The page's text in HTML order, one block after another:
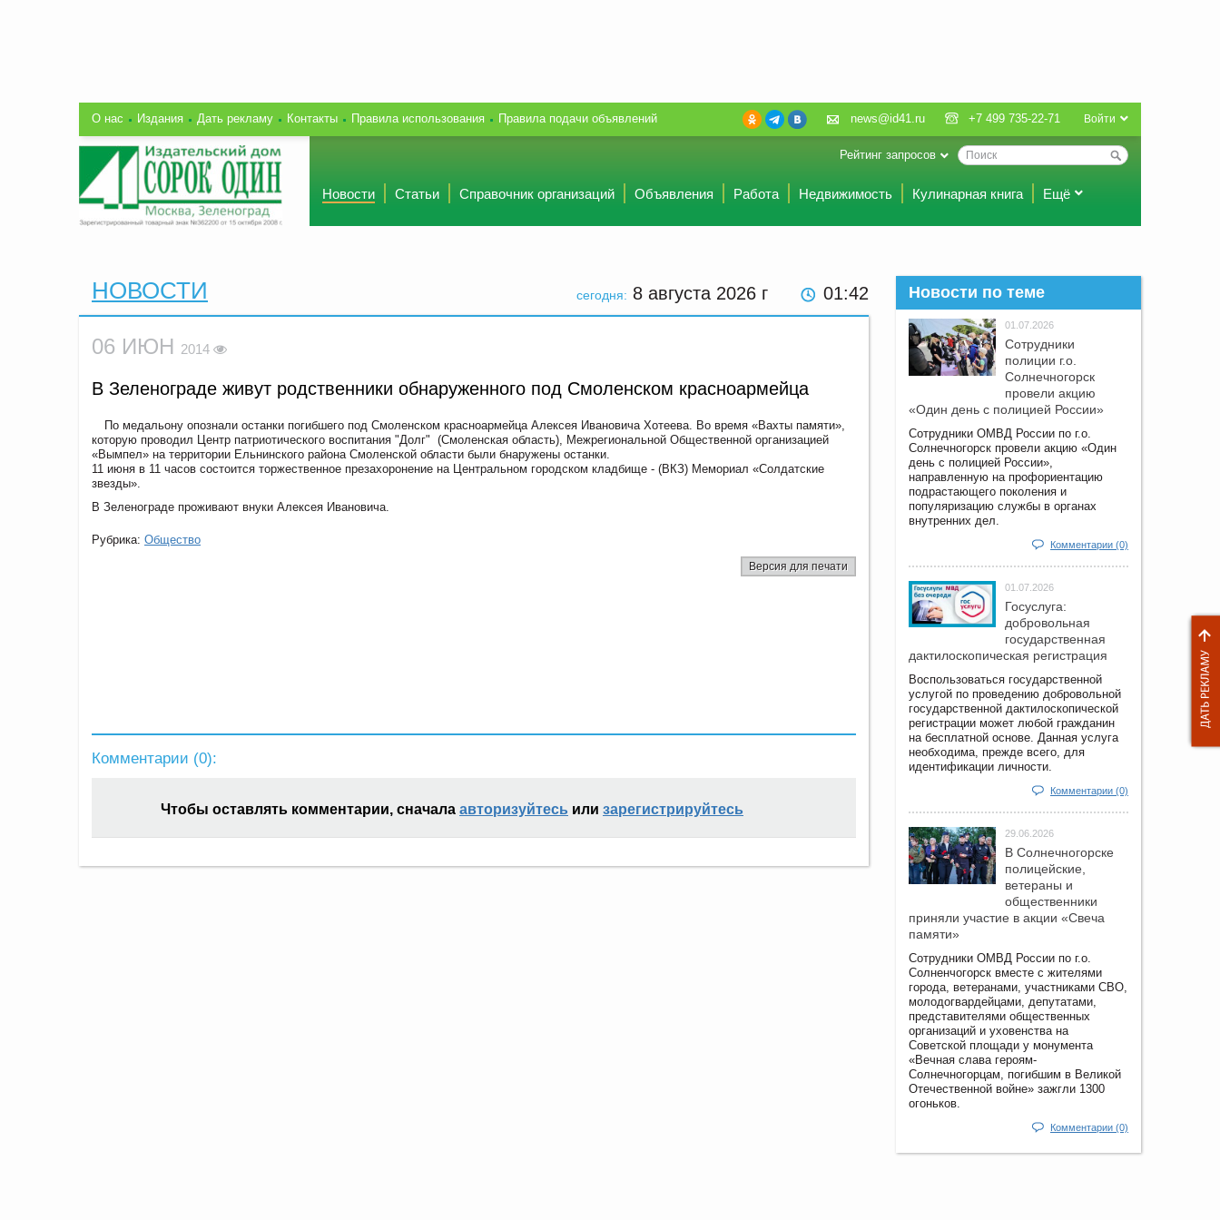
О нас Издания Дать рекламу Контакты Правила использования Правила подачи объявлений Войти
news@id41.ru +7 499 735-22-71
Рейтинг запросов
Новости Статьи Справочник организаций Объявления Работа Недвижимость Кулинарная книга Ещё
сегодня: 8 августа 2026 г 01:42
НОВОСТИ
06 ИЮН 2014
В Зеленограде живут родственники обнаруженного под Смоленском красноармейца
По медальону опознали останки погибшего под Смоленском красноармейца Алексея Ивановича Хотеева. Во время «Вахты памяти»,
которую проводил Центр патриотического воспитания "Долг" (Смоленская область), Межрегиональной Общественной организацией
«Вымпел» на территории Ельнинского района Смоленской области были бнаружены останки.
11 июня в 11 часов состоится торжественное презахоронение на Центральном городском кладбище - (ВКЗ) Мемориал «Солдатские
звезды».
В Зеленограде проживают внуки Алексея Ивановича.
Рубрика: Общество
Версия для печати
Комментарии (0):
Чтобы оставлять комментарии, сначала авторизуйтесь или зарегистрируйтесь
Новости по теме
01.07.2026
Сотрудники
полиции г.о.
Солнечногорск
провели акцию
«Один день с полицией России»
Сотрудники ОМВД России по г.о.
Солнечногорск провели акцию «Один
день с полицией России»,
направленную на профориентацию
подрастающего поколения и
популяризацию службы в органах
внутренних дел.
Комментарии (0)
01.07.2026
Госуслуга:
добровольная
государственная
дактилоскопическая регистрация
Воспользоваться государственной
услугой по проведению добровольной
государственной дактилоскопической
регистрации может любой гражданин
на бесплатной основе. Данная услуга
необходима, прежде всего, для
идентификации личности.
Комментарии (0)
29.06.2026
В Солнечногорске
полицейские,
ветераны и
общественники
приняли участие в акции «Свеча
памяти»
Сотрудники ОМВД России по г.о.
Солненчогорск вместе с жителями
города, ветеранами, участниками СВО,
молодогвардейцами, депутатами,
представителями общественных
организаций и уховенства на
Советской площади у монумента
«Вечная слава героям-
Солнечногорцам, погибшим в Великой
Отечественной войне» зажгли 1300
огоньков.
Комментарии (0)